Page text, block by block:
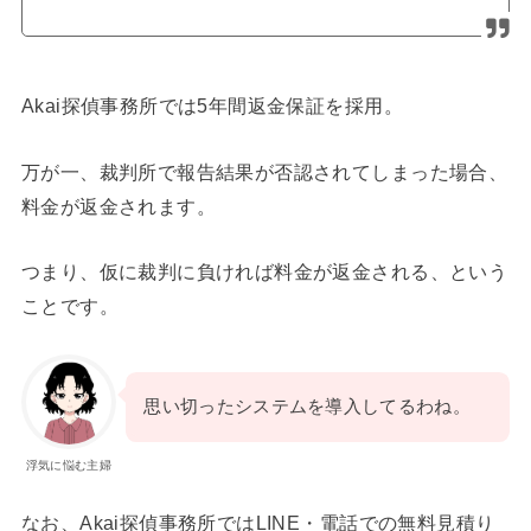
Akai探偵事務所では5年間返金保証を採用。
万が一、裁判所で報告結果が否認されてしまった場合、
料金が返金されます。
つまり、仮に裁判に負ければ料金が返金される、という
ことです。
浮気に悩む主婦
思い切ったシステムを導入してるわね。
なお、Akai探偵事務所ではLINE・電話での無料見積り